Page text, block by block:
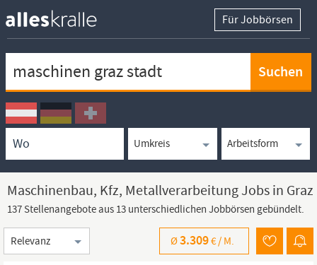
Für Jobbörsen
Ortssuche
Umkreissuche
Arbeitsform
Maschinenbau, Kfz, Metallverarbeitung Jobs in Graz
137 Stellenangebote aus 13 unterschiedlichen Jobbörsen gebündelt.
Sortierung
Ø3.309€ / M.